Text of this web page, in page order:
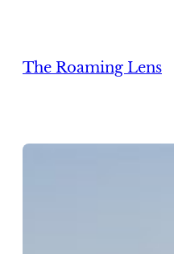
The Roaming Lens